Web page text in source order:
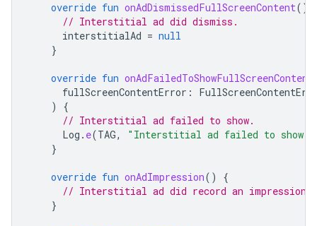
override fun onAdDismissedFullScreenContent()
// Interstitial ad did dismiss.
interstitialAd = null
}
override fun onAdFailedToShowFullScreenContent
fullScreenContentError :
)
{
// Interstitial ad failed to show.
Log . e(TAG, "Interstitial ad failed to show:
}
override fun onAdImpression()
{
// Interstitial ad did record an impression.
}